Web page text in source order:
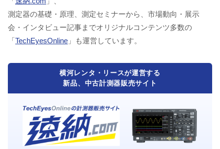
測定器の基礎・原理、測定セミナーから、市場動向・展示
会・インタビュー記事までオリジナルコンテンツ多数の
「TechEyesOnline 」も運営しています。
横河レンタ・リースが運営する
新品、中古計測器販売サイト